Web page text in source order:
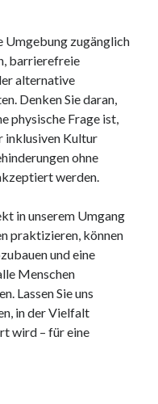
Umgebung zugänglich
barrierefreie
alternative
Denken Sie daran,
physische Frage ist,
inklusiven Kultur
ohne
werden.
in unserem Umgang
praktizieren, können
und eine
Menschen
Lassen Sie uns
in der Vielfalt
wird – für eine